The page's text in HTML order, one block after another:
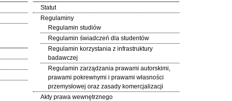
Statut
Regulaminy
Regulamin studiów
Regulamin świadczeń dla studentów
Regulamin korzystania z infrastruktury
badawczej
Regulamin zarządzania prawami autorskimi,
prawami pokrewnymi i prawami własności
przemysłowej oraz zasady komercjalizacji
Akty prawa wewnętrznego